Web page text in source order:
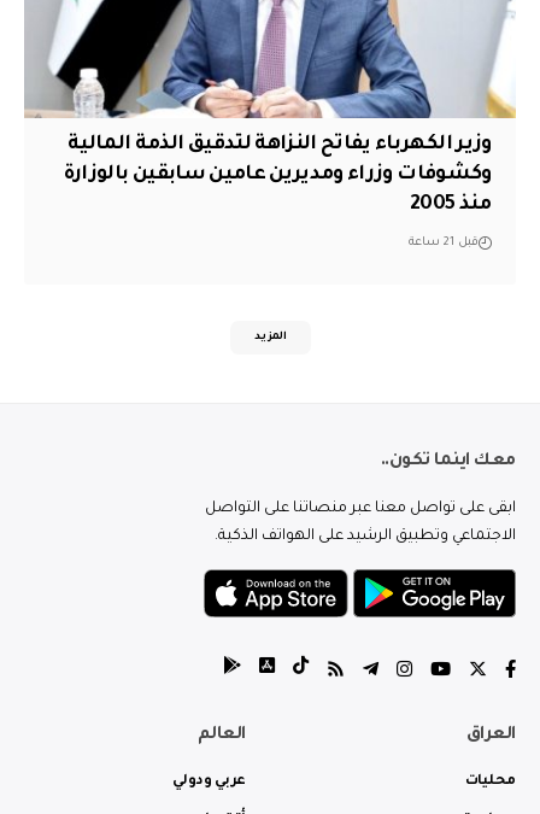
وزير الكهرباء يفاتح النزاهة لتدقيق الذمة المالية
وكشوفات وزراء ومديرين عامين سابقين بالوزارة
منذ 2005
قبل 21 ساعة
المزيد
معك اينما تكون..
ابقى على تواصل معنا عبر منصاتنا على التواصل
الاجتماعي وتطبيق الرشيد على الهواتف الذكية.
العراق
محليات
العالم
عربي ودولي